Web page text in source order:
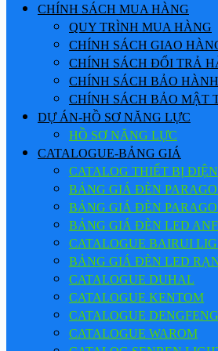
CHÍNH SÁCH MUA HÀNG
QUY TRÌNH MUA HÀNG
CHÍNH SÁCH GIAO
CHÍNH SÁCH ĐỔI TRẢ
CHÍNH SÁCH BẢO HÀNH
CHÍNH SÁCH BẢO MẬT
DỰ ÁN-HỒ SƠ NĂNG LỰC
HỒ SƠ NĂNG LỰC
CATALOGUE-BẢNG GIÁ
CATALOG THIẾT BỊ
BẢNG GIÁ ĐÈN
BẢNG GIÁ ĐÈN
BẢNG GIÁ ĐÈN LED
CATALOGUE BAIRUI
BẢNG GIÁ ĐÈN LED
CATALOGUE DUHAL
CATALOGUE KENTOM
CATALOGUE DENGFENG
CATALOGUE WAROM